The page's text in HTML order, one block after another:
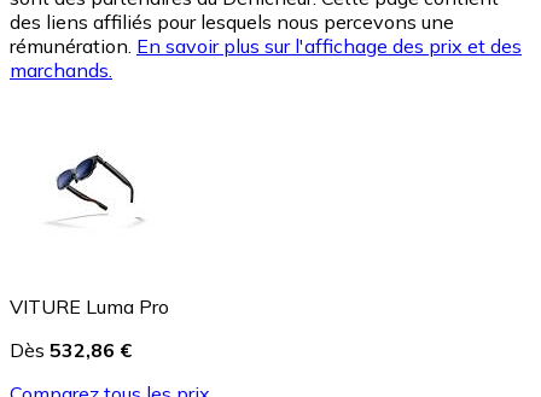
des liens affiliés pour lesquels nous percevons une
rémunération. En savoir plus sur l'affichage des prix et des
marchands.
VITURE Luma Pro
Dès 532,86 €